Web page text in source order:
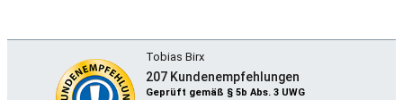
Tobias Birx
207 Kundenempfehlungen
Geprüft gemäß § 5b Abs. 3 UWG